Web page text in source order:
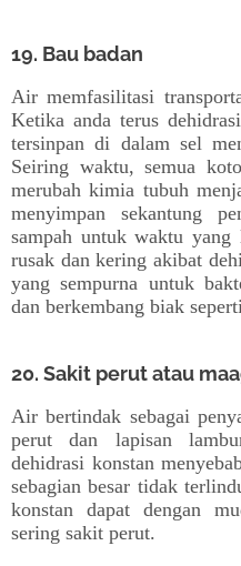
19. Bau badan
Air memfasilitasi
Ketika anda terus
tersinpan di dalam sel
Seiring waktu, semua
merubah kimia tubuh
menyimpan sekantung
sampah untuk waktu
rusak dan kering akibat
yang sempurna untuk
dan berkembang biak
20. Sakit perut atau
Air bertindak sebagai
perut dan lapisan
dehidrasi konstan
sebagian besar tidak
konstan dapat dengan
sering sakit perut.